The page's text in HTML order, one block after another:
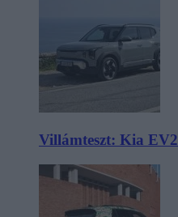
Villámteszt: Kia EV2